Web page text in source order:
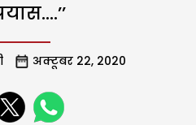
अक्टूबर 22, 2020